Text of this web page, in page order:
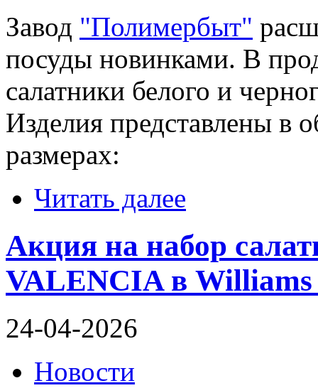
Завод "Полимербыт"
посуды новинками. В
салатники белого и
Изделия представлены в
размерах:
Читать далее
Акция на набор
VALENCIA в
24-04-2026
Новости